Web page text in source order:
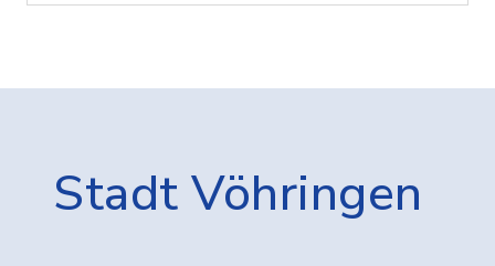
Stadt Vöhringen